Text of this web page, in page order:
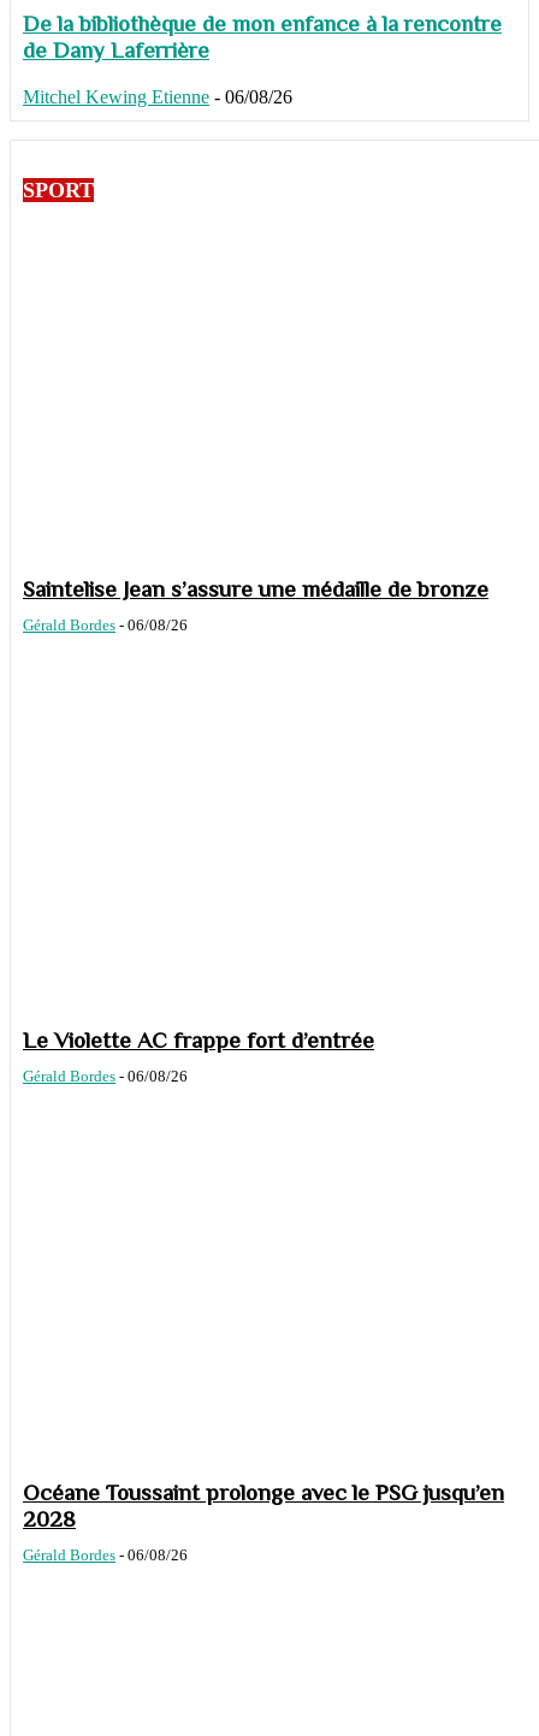
De la bibliothèque de mon enfance à la rencontre
de Dany Laferrière
Mitchel Kewing Etienne - 06/08/26
SPORT
Saintelise Jean s’assure une médaille de bronze
Gérald Bordes - 06/08/26
Le Violette AC frappe fort d’entrée
Gérald Bordes - 06/08/26
Océane Toussaint prolonge avec le PSG jusqu’en
2028
Gérald Bordes - 06/08/26